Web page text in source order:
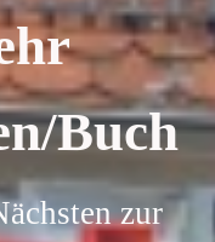
Buch
zur